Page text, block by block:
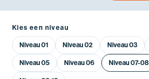
Kies een niveau
Niveau 01 Niveau 02 Niveau 03
Niveau 05 Niveau 06 Niveau 07-08